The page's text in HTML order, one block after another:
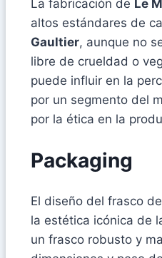
La fabricación de Le
altos estándares de
Gaultier, aunque no
libre de crueldad o
puede influir en la
por un segmento del
por la ética en la
Packaging
El diseño del frasco de
la estética icónica de
un frasco robusto y